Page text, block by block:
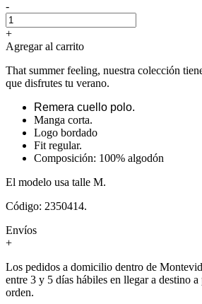
-
+
Agregar al carrito
That summer feeling, nuestra colección
que disfrutes tu verano.
Remera cuello polo.
Manga corta.
Logo bordado
Fit regular.
Composición: 100% algodón
El modelo usa talle M.
Código: 2350414.
Envíos
+
Los pedidos a domicilio dentro de
entre 3 y 5 días hábiles en llegar a destino
orden.